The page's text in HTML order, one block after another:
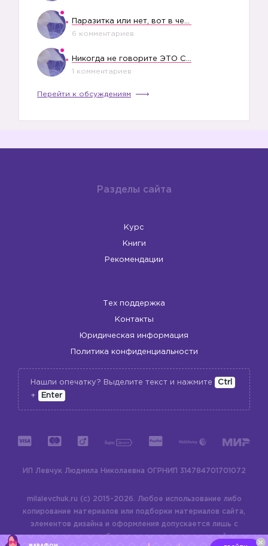
6 комментариев
1 комментариев
Перейти к обсуждениям
Разделы сайта
Курс
Книги
Рекомендации
Тех поддержка
Контакты
Юридическая информация
Политика конфиденциальности
Нашли опечатку? Выделите текст и нажмите
Ctrl
+
Enter
ИП Левчук Людмила Николаевна ОГРНИП 314784701701072
milalevchuk.ru (c) 2015-2026.
Любое использование либо
копирование материалов или подборки материалов сайта,
элементов дизайна и оформления допускается лишь с
разрешения правообладателя и только со ссылкой на